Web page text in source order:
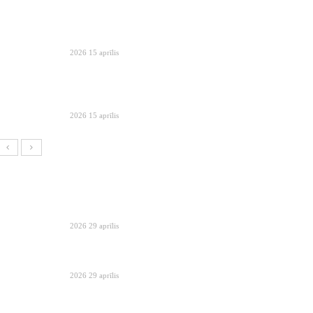
2026 15 aprīlis
2026 15 aprīlis
2026 29 aprīlis
2026 29 aprīlis